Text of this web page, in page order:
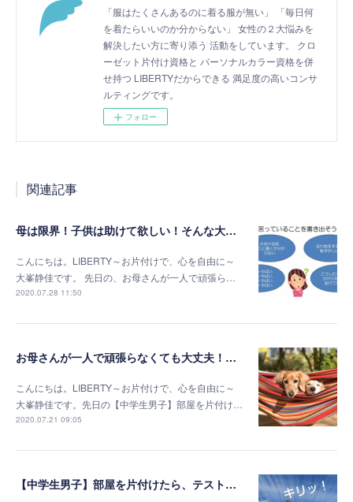
「服はたくさんあるのに着る服が無い」 「毎日何
を着たらいいのか分からない」 女性の２大悩みを
解決したい方に寄り添う 活動をしています。 クロ
ーゼット片付け資格と パーソナルカラー資格を併
せ持つ LIBERTYだからできる 満足度の高いコンサ
ルティングです。
フォロー
関連記事
母は限界！子供は助けて欲しい！そんな大家族の片付けサポートのお話し
こんにちは。LIBERTY～お片付けで、心を自由に～
大峯静佳です。 先日の、お母さんが一人で頑張ら…
2020.07.28 11:50
お母さんが一人で頑張らなくても大丈夫！片付けから考える家事動線
こんにちは。LIBERTY～お片付けで、心を自由に～
大峯静佳です。先日の【中学生男子】部屋を片付け…
2020.07.21 09:05
【中学生男子】部屋を片付けたら、テストの点数が伸びた本当のお話し